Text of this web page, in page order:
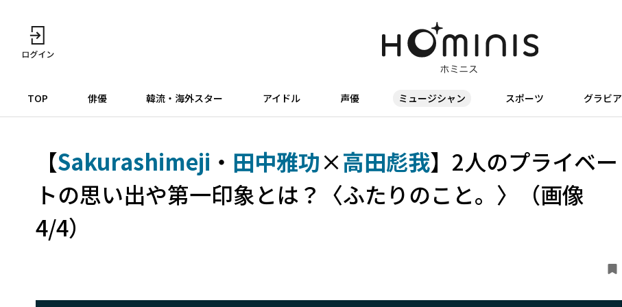
TOP 俳優 韓流・海外スター アイドル 声優 ミュージシャン スポーツ グラビア
【Sakurashimeji ・ 田中雅功×高田彪我】2人のプライベー
トの思い出や第一印象とは？〈ふたりのこと。〉（画像
4/4）